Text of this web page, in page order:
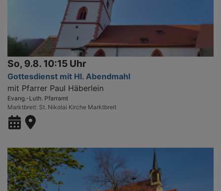
So, 9.8. 10:15 Uhr
Gottesdienst mit Hl. Abendmahl
mit Pfarrer Paul Häberlein
Evang.-Luth. Pfarramt
Marktbreit St. Nikolai Kirche Marktbreit